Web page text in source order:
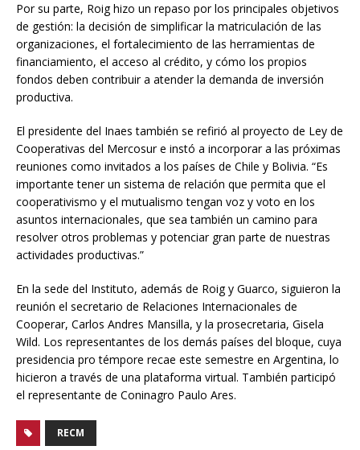
Por su parte, Roig hizo un repaso por los principales objetivos
de gestión: la decisión de simplificar la matriculación de las
organizaciones, el fortalecimiento de las herramientas de
financiamiento, el acceso al crédito, y cómo los propios
fondos deben contribuir a atender la demanda de inversión
productiva.
El presidente del Inaes también se refirió al proyecto de Ley de
Cooperativas del Mercosur e instó a incorporar a las próximas
reuniones como invitados a los países de Chile y Bolivia. “Es
importante tener un sistema de relación que permita que el
cooperativismo y el mutualismo tengan voz y voto en los
asuntos internacionales, que sea también un camino para
resolver otros problemas y potenciar gran parte de nuestras
actividades productivas.”
En la sede del Instituto, además de Roig y Guarco, siguieron la
reunión el secretario de Relaciones Internacionales de
Cooperar, Carlos Andres Mansilla, y la prosecretaria, Gisela
Wild. Los representantes de los demás países del bloque, cuya
presidencia pro témpore recae este semestre en Argentina, lo
hicieron a través de una plataforma virtual. También participó
el representante de Coninagro Paulo Ares.
RECM